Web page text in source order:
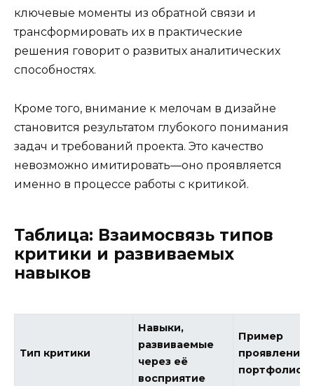
ключевые моменты из обратной связи и
трансформировать их в практические
решения говорит о развитых аналитических
способностях.
Кроме того, внимание к мелочам в дизайне
становится результатом глубокого понимания
задач и требований проекта. Это качество
невозможно имитировать—оно проявляется
именно в процессе работы с критикой.
Таблица: Взаимосвязь типов
критики и развиваемых
навыков
Тип критики
Навыки,
развиваемые
через её
восприятие
Пример
проявления
портфолио